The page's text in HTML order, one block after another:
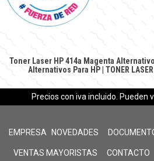
Toner Laser HP 414a Magenta Alternativo
Alternativos Para HP| TONER LASER
Precios con iva incluido. Pueden
EMPRESA NOVEDADES
VENTAS MAYORISTAS CONTACTO